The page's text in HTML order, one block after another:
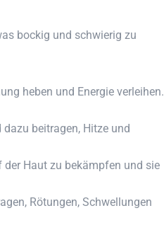
bockig und schwierig zu
heben und Energie verleihen.
beitragen, Hitze und
Haut zu bekämpfen und sie
Rötungen, Schwellungen